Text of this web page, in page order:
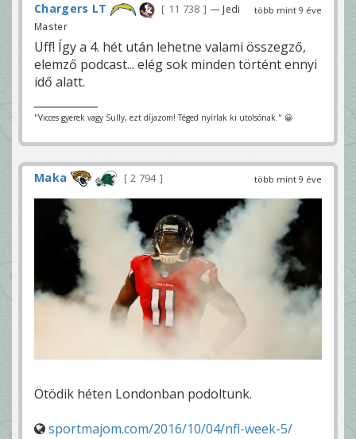
több mint 9 éve
Chargers LT 11 738
— Jedi
Master
Uff! Így a 4. hét után lehetne valami összegző,
elemző podcast... elég sok minden történt ennyi
idő alatt.
"Vicces gyerek vagy Sully, ezt díjazom! Téged nyírlak ki utolsónak." 😀
több mint 9 éve
Maka 2 794
Ötödik héten Londonban podoltunk.
sportmajom.com/2016/10/04/nfl-week-5/